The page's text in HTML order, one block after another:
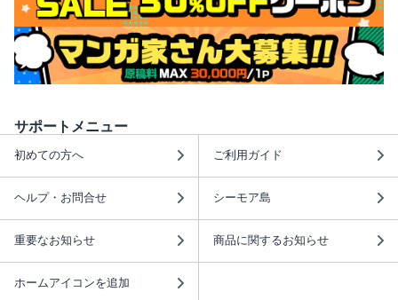
サポートメニュー
初めての方へ ご利用ガイド
ヘルプ・お問合せ シーモア島
重要なお知らせ 商品に関するお知らせ
ホームアイコンを追加